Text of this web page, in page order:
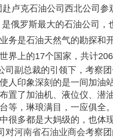
卢克石油公司西北公司参
是俄罗斯最大的石油公司
务是石油天然气的勘探和
界上的17个国家，共计
副总裁的引领下，考察团
人印象深刻的是一间加油
置了加油机、液位仪、潜
等，琳琅满目，一应俱全
很多都是大妈级的，也体
对河南省石油业商会考察